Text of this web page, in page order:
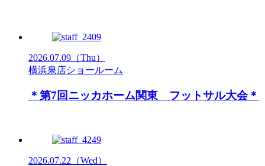
2026.07.09 （Thu）
横浜泉店ショールーム
＊第7回ニッカホーム関東 フットサル大会＊
2026.07.22 （Wed）